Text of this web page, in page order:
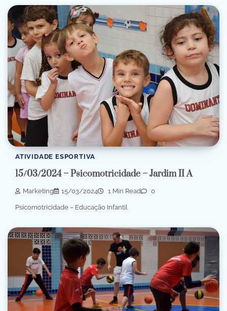
ATIVIDADE ESPORTIVA
15/03/2024 – Psicomotricidade – Jardim II A
Marketing 15/03/2024 1 Min Read 0
Psicomotricidade – Educação Infantil